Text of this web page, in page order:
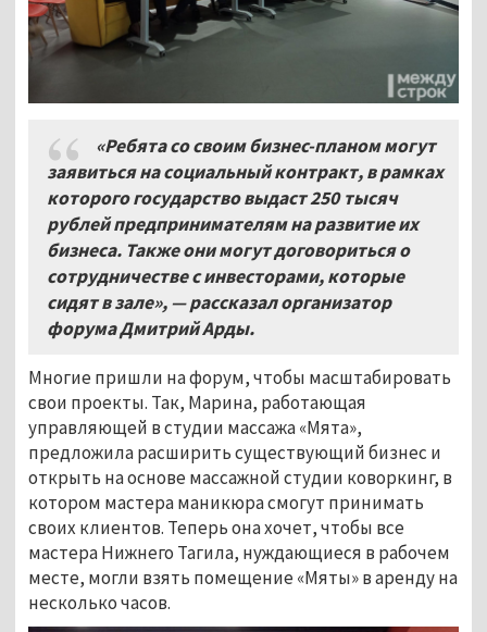
«Ребята со своим бизнес-планом могут
заявиться на социальный контракт, в рамках
которого государство выдаст 250 тысяч
рублей предпринимателям на развитие их
бизнеса. Также они могут договориться о
сотрудничестве с инвесторами, которые
сидят в зале», — рассказал организатор
форума Дмитрий Арды.
Многие пришли на форум, чтобы масштабировать
свои проекты. Так, Марина, работающая
управляющей в студии массажа «Мята»,
предложила расширить существующий бизнес и
открыть на основе массажной студии коворкинг, в
котором мастера маникюра смогут принимать
своих клиентов. Теперь она хочет, чтобы все
мастера Нижнего Тагила, нуждающиеся в рабочем
месте, могли взять помещение «Мяты» в аренду на
несколько часов.